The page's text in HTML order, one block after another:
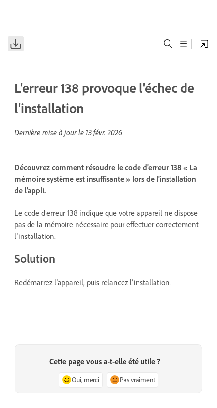
L'erreur 138 provoque l'échec de
l'installation
Dernière mise à jour le 13 févr. 2026
Découvrez comment résoudre le code d'erreur 138 « La
mémoire système est insuffisante » lors de l'installation
de l'appli.
Le code d’erreur 138 indique que votre appareil ne dispose
pas de la mémoire nécessaire pour effectuer correctement
l’installation.
Solution
Redémarrez l’appareil, puis relancez l’installation.
Cette page vous a-t-elle été utile ?
Oui, merci Pas vraiment